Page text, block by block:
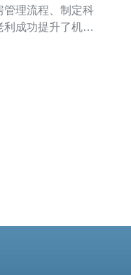
管理流程、制定科
成功提升了机房